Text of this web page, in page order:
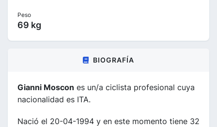
Peso
69 kg
BIOGRAFÍA
Gianni Moscon es un/a ciclista profesional cuya
nacionalidad es ITA.
Nació el 20-04-1994 y en este momento tiene 32